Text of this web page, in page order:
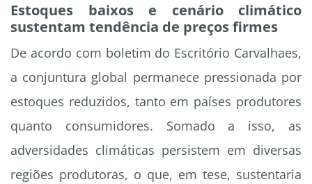
Estoques baixos e cenário climático
sustentam tendência de preços firmes
De acordo com boletim do Escritório Carvalhaes,
a conjuntura global permanece pressionada por
estoques reduzidos, tanto em países produtores
quanto consumidores. Somado a isso, as
adversidades climáticas persistem em diversas
regiões produtoras, o que, em tese, sustentaria